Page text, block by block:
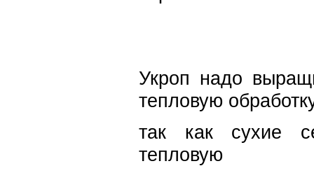
Укроп надо
тепловую
так как сухие
тепловую